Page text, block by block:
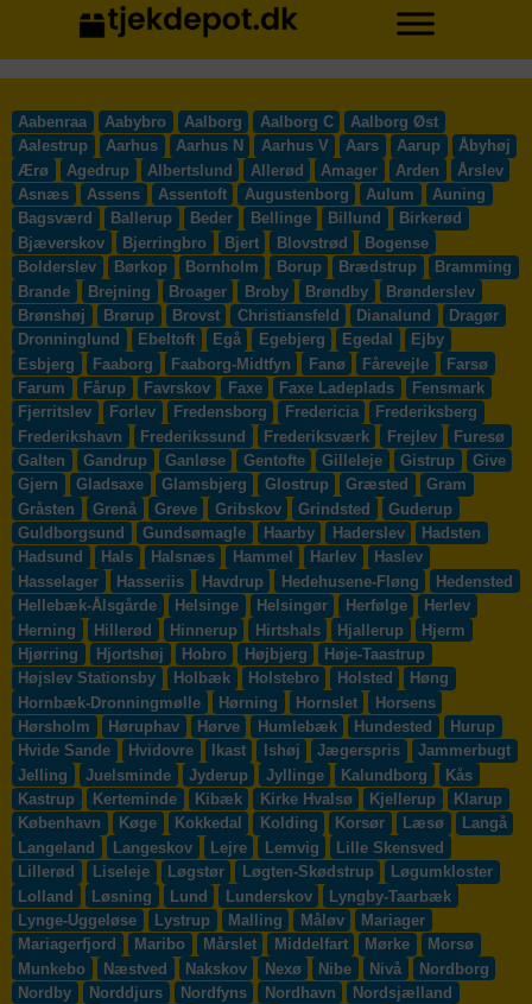
Aabenraa Aabybro Aalborg Aalborg C
Aalborg Øst
Aalestrup
Aarhus Aarhus N Aarhus V Aars Aarup
Åbyhøj
Ærø
Agedrup Albertslund Allerød Amager Arden
Årslev
Asnæs
Assens Assentoft Augustenborg Aulum
Auning
Bagsværd
Ballerup Beder Bellinge Billund
Birkerød
Bjæverskov
Bjerringbro Bjert Blovstrød
Bogense
Bolderslev
Børkop Bornholm Borup Brædstrup
Bramming
Brande
Brejning Broager Broby Brøndby
Brønderslev
Brønshøj
Brørup Brovst Christiansfeld Dianalund
Dragør
Dronninglund
Ebeltoft Egå Egebjerg Egedal
Ejby
Esbjerg
Faaborg Faaborg-Midtfyn Fanø Fårevejle
Farsø
Farum
Fårup Favrskov Faxe Faxe Ladeplads
Fensmark
Fjerritslev
Forlev Fredensborg Fredericia
Frederiksberg
Frederikshavn
Frederikssund Frederiksværk Frejlev
Furesø
Galten
Gandrup Ganløse Gentofte Gilleleje Gistrup
Give
Gjern
Gladsaxe Glamsbjerg Glostrup Græsted
Gram
Gråsten
Grenå Greve Gribskov Grindsted
Guderup
Guldborgsund
Gundsømagle Haarby Haderslev
Hadsten
Hadsund
Hals Halsnæs Hammel Harlev
Haslev
Hasselager
Hasseriis Havdrup Hedehusene-Fløng
Hedensted
Hellebæk-Ålsgårde
Helsinge Helsingør Herfølge
Herlev
Herning
Hillerød Hinnerup Hirtshals Hjallerup
Hjerm
Hjørring
Hjortshøj Hobro Højbjerg
Høje-Taastrup
Højslev Stationsby
Holbæk Holstebro Holsted
Høng
Hornbæk-Dronningmølle
Hørning Hornslet
Horsens
Hørsholm
Høruphav Hørve Humlebæk Hundested
Hurup
Hvide Sande
Hvidovre Ikast Ishøj Jægerspris
Jammerbugt
Jelling
Juelsminde Jyderup Jyllinge Kalundborg
Kås
Kastrup
Kerteminde Kibæk Kirke Hvalsø Kjellerup
Klarup
København
Køge Kokkedal Kolding Korsør Læsø
Langå
Langeland
Langeskov Lejre Lemvig
Lille Skensved
Lillerød
Liseleje Løgstør Løgten-Skødstrup
Løgumkloster
Lolland
Løsning Lund Lunderskov
Lyngby-Taarbæk
Lynge-Uggeløse
Lystrup Malling Måløv
Mariager
Mariagerfjord
Maribo Mårslet Middelfart Mørke
Morsø
Munkebo
Næstved Nakskov Nexø Nibe Nivå
Nordborg
Nordby
Norddjurs Nordfyns Nordhavn
Nordsjælland